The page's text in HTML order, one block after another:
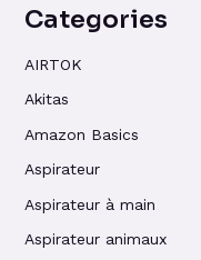
Categories
AIRTOK
Akitas
Amazon Basics
Aspirateur
Aspirateur à main
Aspirateur animaux